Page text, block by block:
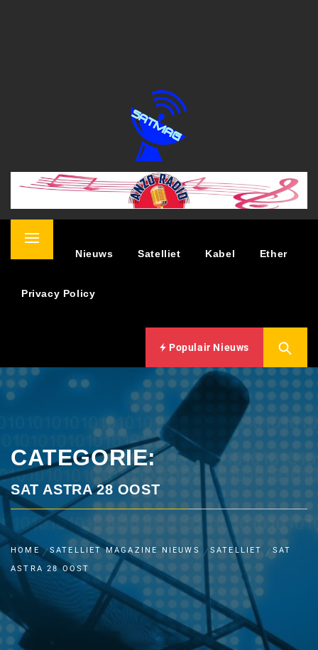
SATELLIET MAGAZINE
NIEUWS OVER TV KIJKEN VIA SATELLIET
Primary
Nieuws Satelliet Kabel Ether
Privacy Policy
Populair Nieuws
CATEGORIE:
SAT ASTRA 28 OOST
HOME SATELLIET MAGAZINE NIEUWS SATELLIET
SAT
ASTRA 28 OOST